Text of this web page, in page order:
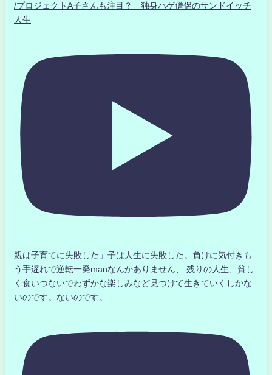
/プロジェクトA子さんも注目？ 独身ハゲ僧侶のサンドイッチ
人生
親は子育てに失敗した」子は人生に失敗した。負けに気付きも
う手遅れで逆転一発manなんかありません、 残りの人生、貧し
く食いつないでわずかな楽しみなど見つけて生きていくしかな
いのです。ないのです。